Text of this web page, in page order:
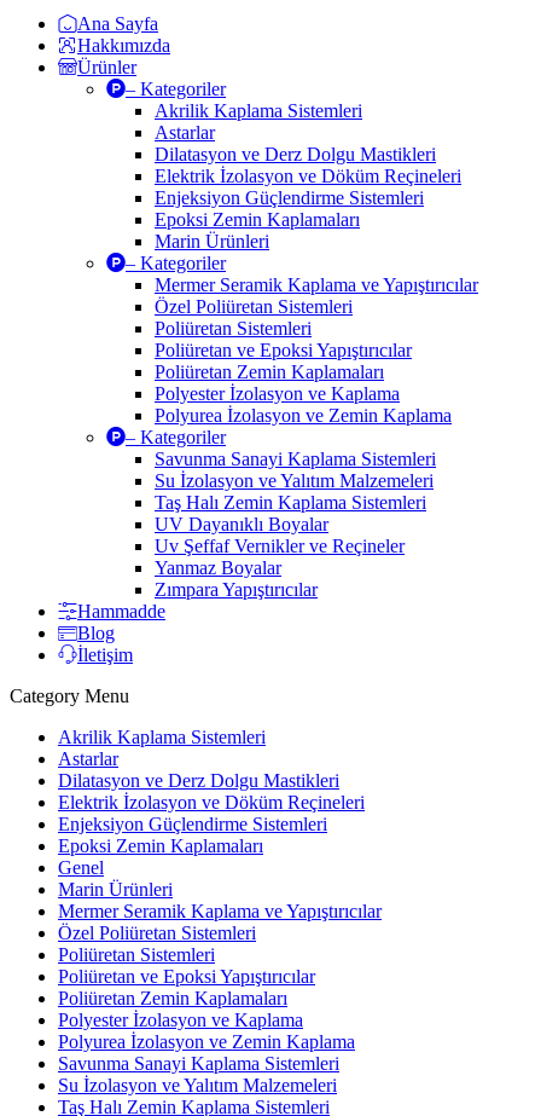
Ana Sayfa
Hakkımızda
Ürünler
– Kategoriler
Akrilik Kaplama Sistemleri
Astarlar
Dilatasyon ve Derz Dolgu Mastikleri
Elektrik İzolasyon ve Döküm Reçineleri
Enjeksiyon Güçlendirme Sistemleri
Epoksi Zemin Kaplamaları
Marin Ürünleri
– Kategoriler
Mermer Seramik Kaplama ve Yapıştırıcılar
Özel Poliüretan Sistemleri
Poliüretan Sistemleri
Poliüretan ve Epoksi Yapıştırıcılar
Poliüretan Zemin Kaplamaları
Polyester İzolasyon ve Kaplama
Polyurea İzolasyon ve Zemin Kaplama
– Kategoriler
Savunma Sanayi Kaplama Sistemleri
Su İzolasyon ve Yalıtım Malzemeleri
Taş Halı Zemin Kaplama Sistemleri
UV Dayanıklı Boyalar
Uv Şeffaf Vernikler ve Reçineler
Yanmaz Boyalar
Zımpara Yapıştırıcılar
Hammadde
Blog
İletişim
Category Menu
Akrilik Kaplama Sistemleri
Astarlar
Dilatasyon ve Derz Dolgu Mastikleri
Elektrik İzolasyon ve Döküm Reçineleri
Enjeksiyon Güçlendirme Sistemleri
Epoksi Zemin Kaplamaları
Genel
Marin Ürünleri
Mermer Seramik Kaplama ve Yapıştırıcılar
Özel Poliüretan Sistemleri
Poliüretan Sistemleri
Poliüretan ve Epoksi Yapıştırıcılar
Poliüretan Zemin Kaplamaları
Polyester İzolasyon ve Kaplama
Polyurea İzolasyon ve Zemin Kaplama
Savunma Sanayi Kaplama Sistemleri
Su İzolasyon ve Yalıtım Malzemeleri
Taş Halı Zemin Kaplama Sistemleri